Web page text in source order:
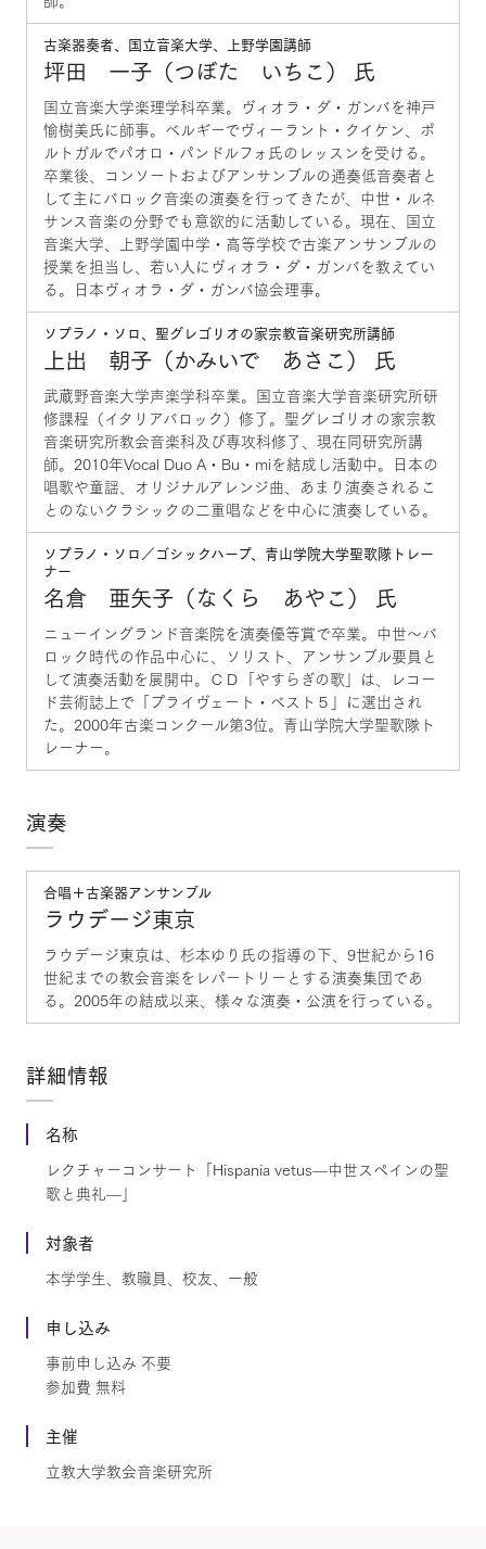
古楽器奏者、国立音楽大学、上野学園講師
坪田 一子（つぼた いちこ） 氏
国立音楽大学楽理学科卒業。ヴィオラ・ダ・ガンバを神戸
愉樹美氏に師事。ベルギーでヴィーラント・クイケン、ポ
ルトガルでパオロ・パンドルフォ氏のレッスンを受ける。
卒業後、コンソートおよびアンサンブルの通奏低音奏者と
して主にバロック音楽の演奏を行ってきたが、中世・ルネ
サンス音楽の分野でも意欲的に活動している。現在、国立
音楽大学、上野学園中学・高等学校で古楽アンサンブルの
授業を担当し、若い人にヴィオラ・ダ・ガンバを教えてい
る。日本ヴィオラ・ダ・ガンバ協会理事。
ソプラノ・ソロ、聖グレゴリオの家宗教音楽研究所講師
上出 朝子（かみいで あさこ） 氏
武蔵野音楽大学声楽学科卒業。国立音楽大学音楽研究所研
修課程（イタリアバロック）修了。聖グレゴリオの家宗教
音楽研究所教会音楽科及び専攻科修了、現在同研究所講
師。2010年Vocal Duo A・Bu・miを結成し活動中。日本の
唱歌や童謡、オリジナルアレンジ曲、あまり演奏されるこ
とのないクラシックの二重唱などを中心に演奏している。
ソプラノ・ソロ／ゴシックハープ、青山学院大学聖歌隊トレー
ナー
名倉 亜矢子（なくら あやこ） 氏
ニューイングランド音楽院を演奏優等賞で卒業。中世～バ
ロック時代の作品中心に、ソリスト、アンサンブル要員と
して演奏活動を展開中。ＣＤ「やすらぎの歌」は、レコー
ド芸術誌上で「プライヴェート・ベスト５」に選出され
た。2000年古楽コンクール第3位。青山学院大学聖歌隊ト
レーナー。
演奏
合唱＋古楽器アンサンブル
ラウデージ東京
ラウデージ東京は、杉本ゆり氏の指導の下、9世紀から16
世紀までの教会音楽をレパートリーとする演奏集団であ
る。2005年の結成以来、様々な演奏・公演を行っている。
詳細情報
名称
レクチャーコンサート「Hispania vetus—中世スペインの聖
歌と典礼—」
対象者
本学学生、教職員、校友、一般
申し込み
事前申し込み 不要
参加費 無料
主催
立教大学教会音楽研究所